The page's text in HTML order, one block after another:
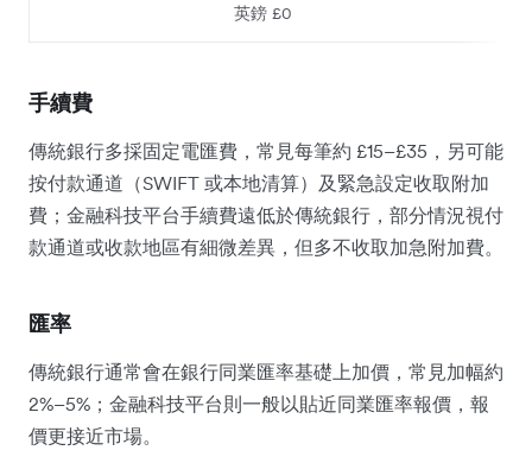
英鎊 £0
手續費
傳統銀行多採固定電匯費，常見每筆約 £15–£35，另可能
按付款通道（SWIFT 或本地清算）及緊急設定收取附加
費；金融科技平台手續費遠低於傳統銀行，部分情況視付
款通道或收款地區有細微差異，但多不收取加急附加費。
匯率
傳統銀行通常會在銀行同業匯率基礎上加價，常見加幅約
2%–5%；金融科技平台則一般以貼近同業匯率報價，報
價更接近市場。